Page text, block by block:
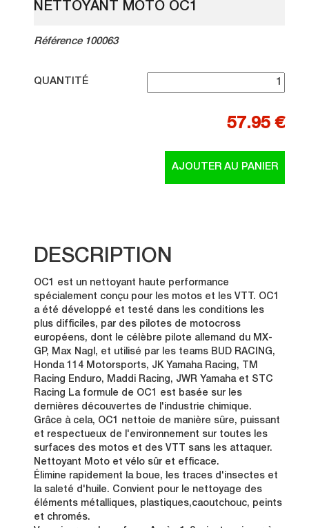
NETTOYANT MOTO OC1
Référence 100063
QUANTITÉ
57.95 €
DESCRIPTION
OC1 est un nettoyant haute performance
spécialement conçu pour les motos et les VTT. OC1
a été développé et testé dans les conditions les
plus difficiles, par des pilotes de motocross
européens, dont le célèbre pilote allemand du MX-
GP, Max Nagl, et utilisé par les teams BUD RACING,
Honda 114 Motorsports, JK Yamaha Racing, TM
Racing Enduro, Maddi Racing, JWR Yamaha et STC
Racing La formule de OC1 est basée sur les
dernières découvertes de l'industrie chimique.
Grâce à cela, OC1 nettoie de manière sûre, puissant
et respectueux de l'environnement sur toutes les
surfaces des motos et des VTT sans les attaquer.
Nettoyant Moto et vélo sûr et efficace.
Élimine rapidement la boue, les traces d'insectes et
la saleté d'huile. Convient pour le nettoyage des
éléments métalliques, plastiques,caoutchouc, peints
et chromés.